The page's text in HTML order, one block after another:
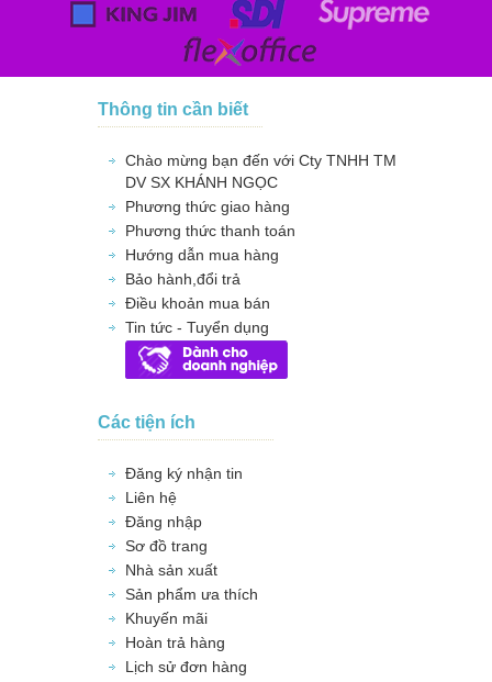
Thông tin cần biết
Chào mừng bạn đến với Cty TNHH TM
DV SX KHÁNH NGỌC
Phương thức giao hàng
Phương thức thanh toán
Hướng dẫn mua hàng
Bảo hành,đổi trả
Điều khoản mua bán
Tin tức - Tuyển dụng
Các tiện ích
Đăng ký nhận tin
Liên hệ
Đăng nhập
Sơ đồ trang
Nhà sản xuất
Sản phẩm ưa thích
Khuyến mãi
Hoàn trả hàng
Lịch sử đơn hàng